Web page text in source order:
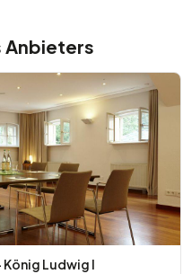
Anbieters
König Ludwig I